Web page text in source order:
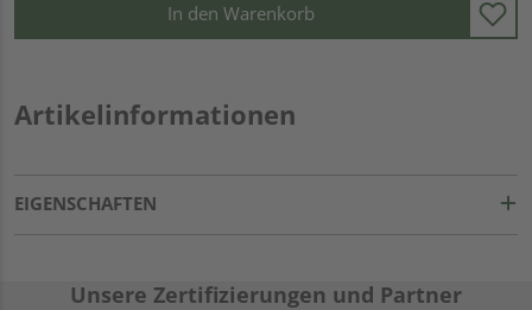
In den Warenkorb
Artikelinformationen
EIGENSCHAFTEN
Unsere Zertifizierungen und Partner